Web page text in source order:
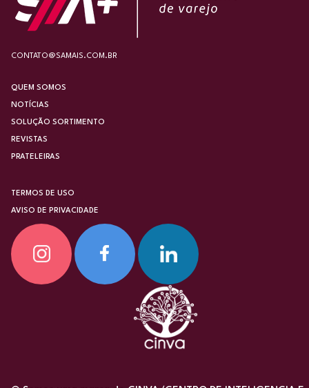
CONTATO@SAMAIS.COM.BR
QUEM SOMOS
NOTÍCIAS
SOLUÇÃO SORTIMENTO
REVISTAS
PRATELEIRAS
TERMOS DE USO
AVISO DE PRIVACIDADE